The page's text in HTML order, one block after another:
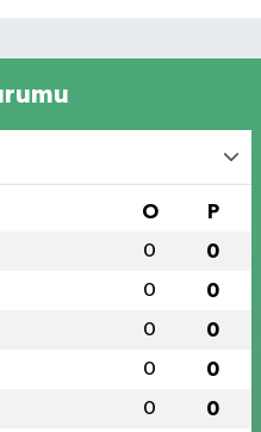
O P
0 0
0 0
0 0
0 0
0 0